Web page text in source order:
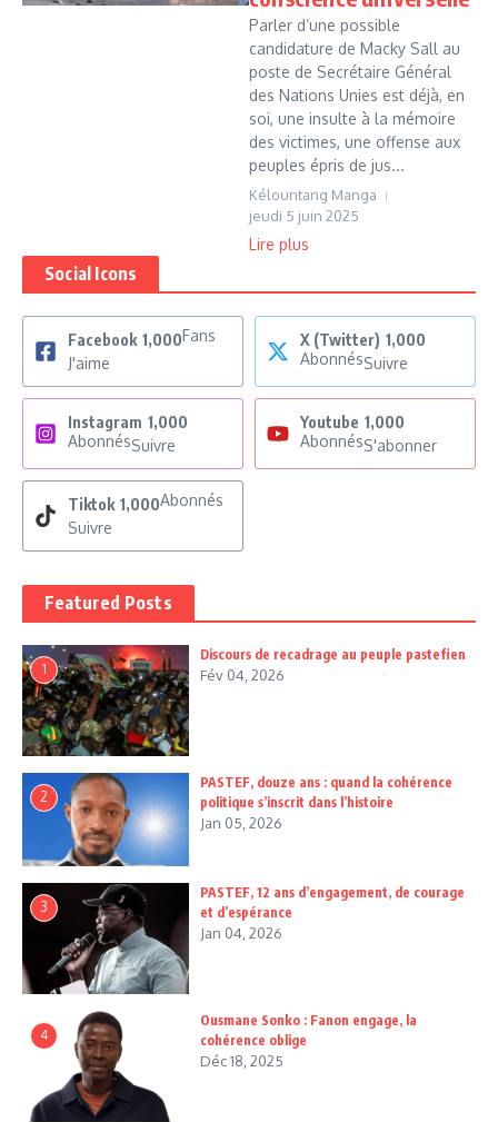
Parler d’une possible
candidature de Macky Sall au
poste de Secrétaire Général
des Nations Unies est déjà, en
soi, une insulte à la mémoire
des victimes, une offense aux
peuples épris de jus...
Kélountang Manga
jeudi 5 juin 2025
Lire plus
Social Icons
Facebook 1,000Fans
J'aime
X (Twitter) 1,000
AbonnésSuivre
Instagram 1,000
AbonnésSuivre
Youtube 1,000
AbonnésS'abonner
Tiktok 1,000Abonnés
Suivre
Featured Posts
1
Discours de recadrage au peuple pastefien
Fév 04, 2026
2
PASTEF, douze ans : quand la cohérence
politique s’inscrit dans l’histoire
Jan 05, 2026
3
PASTEF, 12 ans d’engagement, de courage
et d’espérance
Jan 04, 2026
4
Ousmane Sonko : Fanon engage, la
cohérence oblige
Déc 18, 2025